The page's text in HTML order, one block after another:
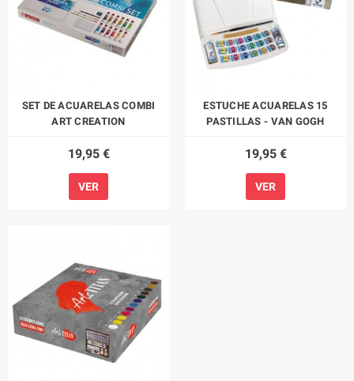
SET DE ACUARELAS COMBI
ART CREATION
19,95 €
VER
ESTUCHE ACUARELAS 15
PASTILLAS - VAN GOGH
19,95 €
VER